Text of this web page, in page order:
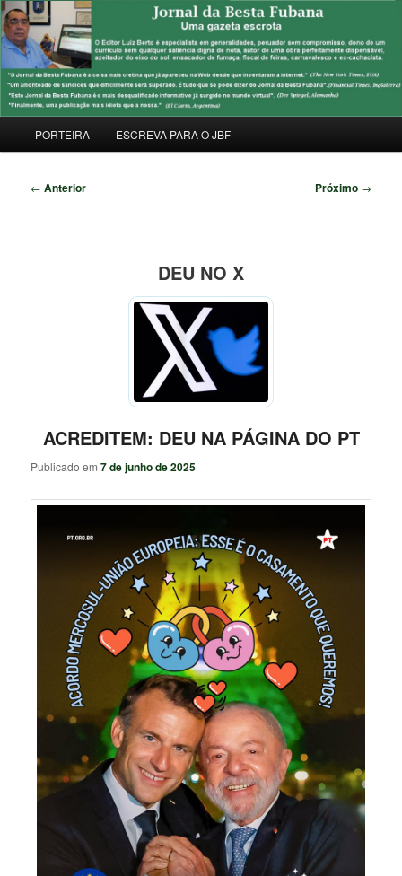
Pular
para
o
conteúdo
principalJORNAL DA BESTA FUBANA
Uma Gazeta Escrota
principal
PORTEIRA ESCREVA PARA O JBF
Navegação
← Anterior Próximo →
DEU NO X
ACREDITEM: DEU NA PÁGINA DO PT
Publicado em7 de junho de 2025